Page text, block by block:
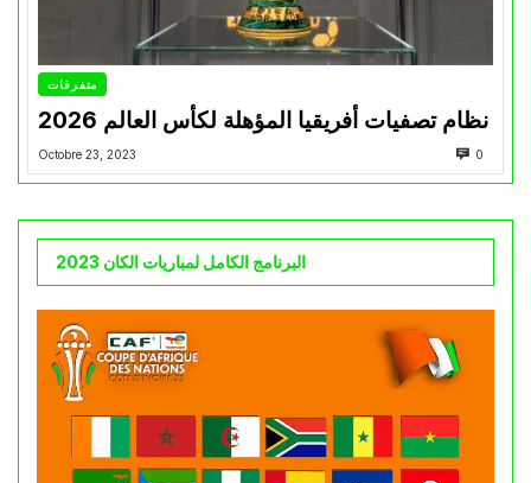
متفرقات
نظام تصفيات أفريقيا المؤهلة لكأس العالم 2026
Octobre 23, 2023 0
البرنامج الكامل لمباريات الكان 2023